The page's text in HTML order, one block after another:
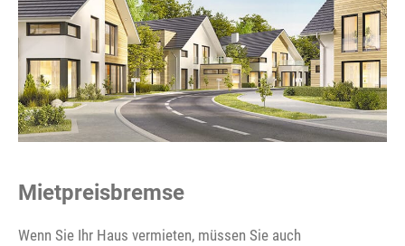
Mietpreisbremse
Wenn Sie Ihr Haus vermieten, müssen Sie auch